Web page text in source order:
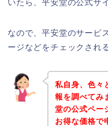
いたら、平安堂の公式サ
なので、平安堂のサービ
ージなどをチェックされ
私自身、色々
報を調べてみ
堂の公式ペー
お得な価格で